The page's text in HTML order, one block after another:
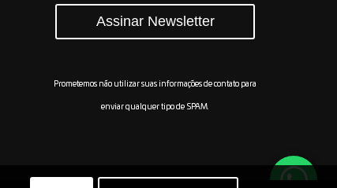
Assinar Newsletter
Prometemos não utilizar suas informações de contato para
enviar qualquer tipo de SPAM.